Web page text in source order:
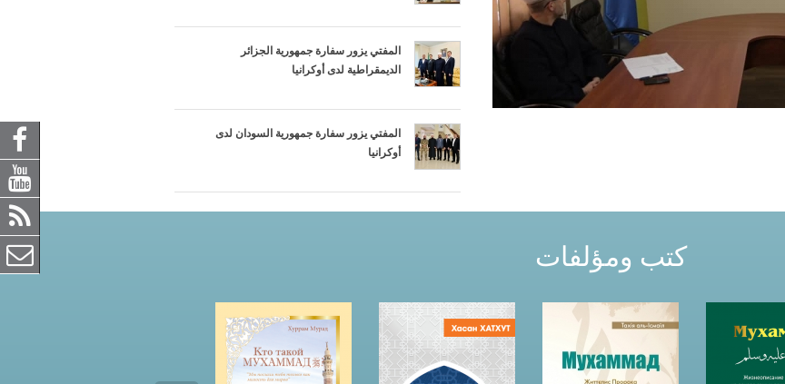
المفتي يزور سفارة جمهورية الجزائر
الديمقراطية لدى أوكرانيا
المفتي يزور سفارة جمهورية السودان لدى
أوكرانيا
كتب ومؤلفات